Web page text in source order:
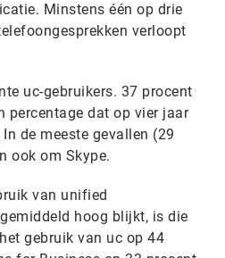
Minstens één op drie
verloopt
uc-gebruikers. 37 procent
percentage dat op vier jaar
de meeste gevallen (29
ook om Skype.
van unified
hoog blijkt, is die
gebruik van uc op 44